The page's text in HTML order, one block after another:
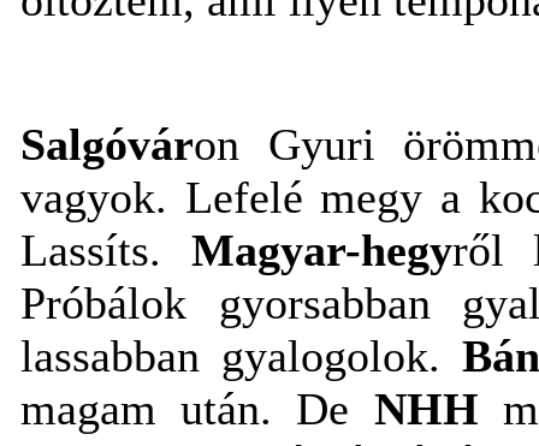
Salgóváron Gyuri
vagyok. Lefelé megy a
Lassíts. Magyar-hegyről
Próbálok gyorsabban
lassabban gyalogolok.
magam után. De NHH